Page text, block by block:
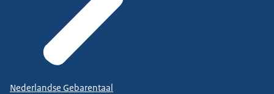
Nederlandse Gebarentaal